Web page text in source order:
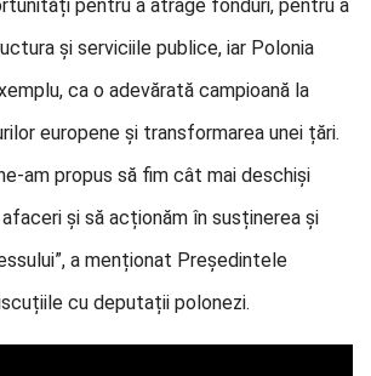
pentru a atrage fonduri, pentru a
și serviciile publice, iar Polonia
ca o adevărată campioană la
europene și transformarea unei țări.
am propus să fim cât mai deschiși
și să acționăm în susținerea și
a menționat Președintele
cu deputații polonezi.